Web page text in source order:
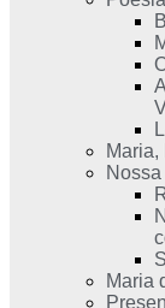
Maria,
Maria